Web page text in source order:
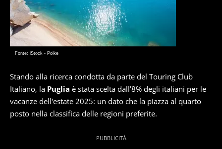
Fonte: iStock - Poike
Stando alla ricerca condotta da parte del Touring Club
Italiano, la Puglia è stata scelta dall'8% degli italiani per le
vacanze dell'estate 2025: un dato che la piazza al quarto
posto nella classifica delle regioni preferite.